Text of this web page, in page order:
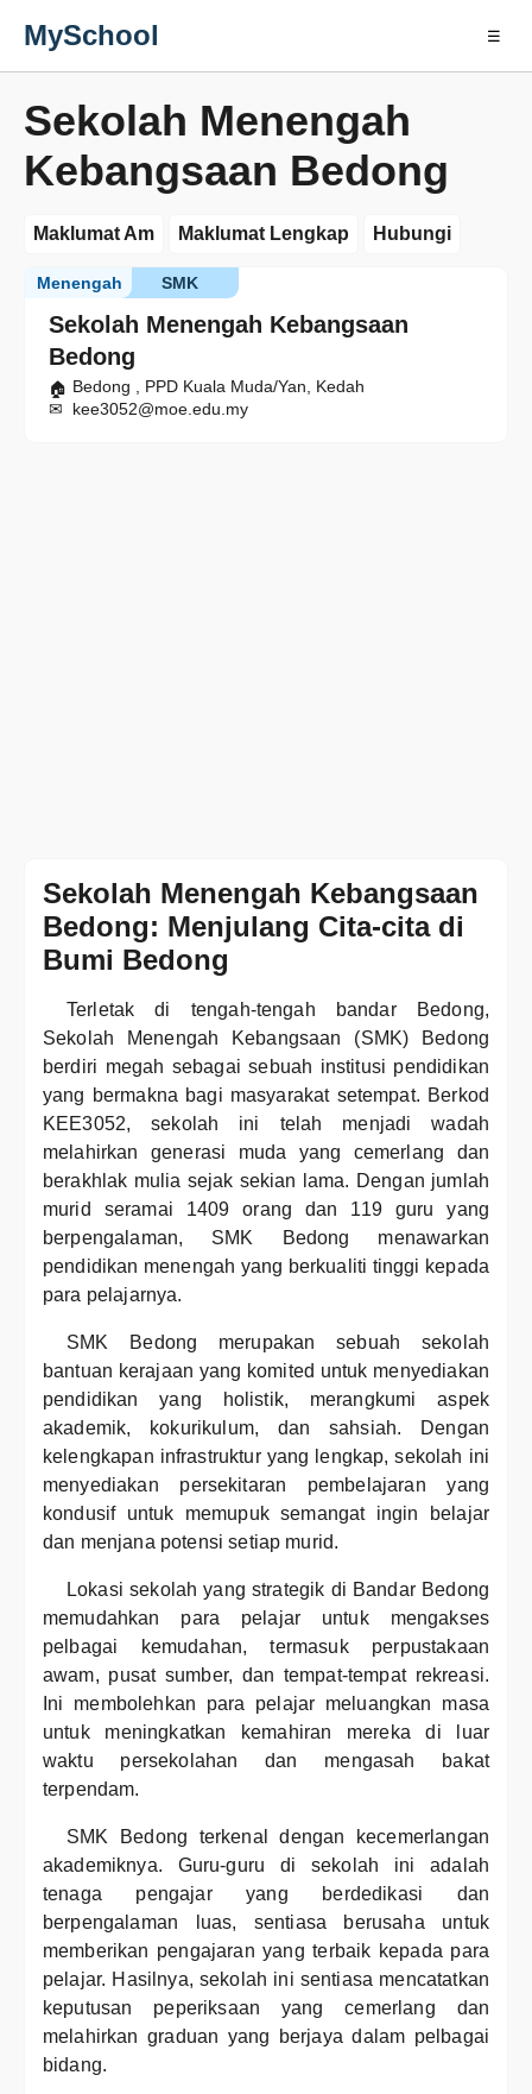
MySchool ☰
Sekolah Menengah
Kebangsaan Bedong
Maklumat Am Maklumat Lengkap Hubungi
Sekolah Menengah Kebangsaan
Bedong
SMK
Menengah
Bedong , PPD Kuala Muda/Yan, Kedah
kee3052@moe.edu.my
Sekolah Menengah Kebangsaan
Bedong: Menjulang Cita-cita di
Bumi Bedong
Terletak di tengah-tengah bandar Bedong,
Sekolah Menengah Kebangsaan (SMK) Bedong
berdiri megah sebagai sebuah institusi pendidikan
yang bermakna bagi masyarakat setempat. Berkod
KEE3052, sekolah ini telah menjadi wadah
melahirkan generasi muda yang cemerlang dan
berakhlak mulia sejak sekian lama. Dengan jumlah
murid seramai 1409 orang dan 119 guru yang
berpengalaman, SMK Bedong menawarkan
pendidikan menengah yang berkualiti tinggi kepada
para pelajarnya.
SMK Bedong merupakan sebuah sekolah
bantuan kerajaan yang komited untuk menyediakan
pendidikan yang holistik, merangkumi aspek
akademik, kokurikulum, dan sahsiah. Dengan
kelengkapan infrastruktur yang lengkap, sekolah ini
menyediakan persekitaran pembelajaran yang
kondusif untuk memupuk semangat ingin belajar
dan menjana potensi setiap murid.
Lokasi sekolah yang strategik di Bandar Bedong
memudahkan para pelajar untuk mengakses
pelbagai kemudahan, termasuk perpustakaan
awam, pusat sumber, dan tempat-tempat rekreasi.
Ini membolehkan para pelajar meluangkan masa
untuk meningkatkan kemahiran mereka di luar
waktu persekolahan dan mengasah bakat
terpendam.
SMK Bedong terkenal dengan kecemerlangan
akademiknya. Guru-guru di sekolah ini adalah
tenaga pengajar yang berdedikasi dan
berpengalaman luas, sentiasa berusaha untuk
memberikan pengajaran yang terbaik kepada para
pelajar. Hasilnya, sekolah ini sentiasa mencatatkan
keputusan peperiksaan yang cemerlang dan
melahirkan graduan yang berjaya dalam pelbagai
bidang.